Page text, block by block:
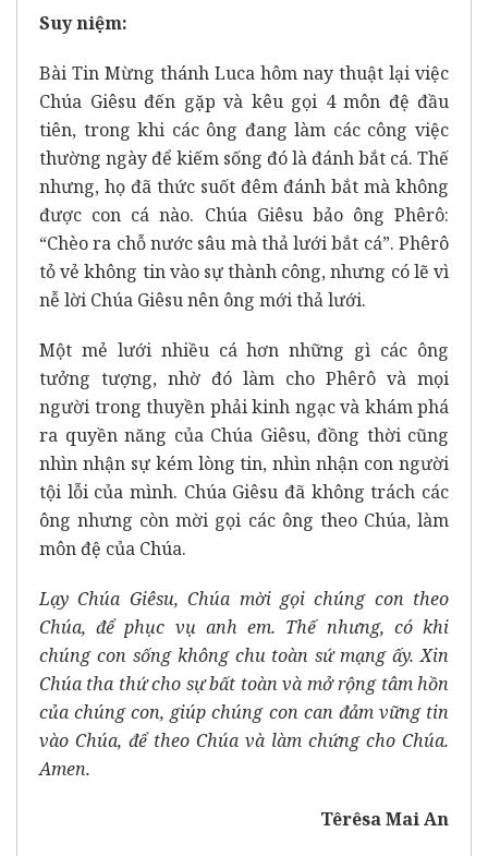
Suy niệm:
Bài Tin Mừng thánh Luca hôm nay thuật lại việc
Chúa Giêsu đến gặp và kêu gọi 4 môn đệ đầu
tiên, trong khi các ông đang làm các công việc
thường ngày để kiếm sống đó là đánh bắt cá. Thế
nhưng, họ đã thức suốt đêm đánh bắt mà không
được con cá nào. Chúa Giêsu bảo ông Phêrô:
“Chèo ra chỗ nước sâu mà thả lưới bắt cá”. Phêrô
tỏ vẻ không tin vào sự thành công, nhưng có lẽ vì
nễ lời Chúa Giêsu nên ông mới thả lưới.
Một mẻ lưới nhiều cá hơn những gì các ông
tưởng tượng, nhờ đó làm cho Phêrô và mọi
người trong thuyền phải kinh ngạc và khám phá
ra quyền năng của Chúa Giêsu, đồng thời cũng
nhìn nhận sự kém lòng tin, nhìn nhận con người
tội lỗi của mình. Chúa Giêsu đã không trách các
ông nhưng còn mời gọi các ông theo Chúa, làm
môn đệ của Chúa.
Lạy Chúa Giêsu, Chúa mời gọi chúng con theo
Chúa, để phục vụ anh em. Thế nhưng, có khi
chúng con sống không chu toàn sứ mạng ấy. Xin
Chúa tha thứ cho sự bất toàn và mở rộng tâm hồn
của chúng con, giúp chúng con can đảm vững tin
vào Chúa, để theo Chúa và làm chứng cho Chúa.
Amen.
Têrêsa Mai An